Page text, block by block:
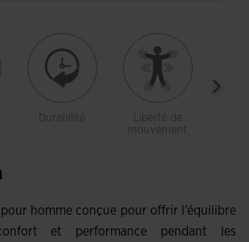
Durabilité
Liberté de
mouvement
homme conçue pour offrir l'équilibre
et performance pendant les